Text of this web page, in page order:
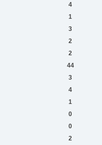
4
1
3
2
2
44
3
4
1
0
0
2